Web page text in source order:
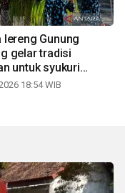
lereng Gunung
gelar tradisi
untuk syukuri
18:54 WIB